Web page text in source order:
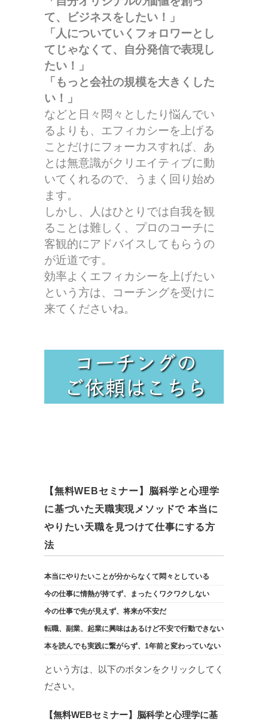
て、ビジネスをしたい！」
「人についていくフォロワーとし
てじゃなくて、自分発信で表現し
たい！」
「もっと会社の規模を大きくした
い！」
などと日々悶々としたり悩んでい
るよりも、エフィカシーを上げる
ことだけにフォーカスすれば、あ
とは無意識がクリエイティブに動
いてくれるので、うまく回り始め
ます。
しかし、人はひとりでは自我を観
ることは難しく、プロのコーチに
客観的にアドバイスしてもらうの
が近道です。
効率よくエフィカシーを上げたい
という方は、コーチングを受けに
来てくださいね。
【無料WEBセミナー】脳科学と心理学
に基づいた天職実現メソッドで 本当に
やりたい天職を見つけて仕事にする方
法
本当にやりたいことが分からなくて悶々としている
今の仕事に情熱が持てず、まったくワクワクしない
今の仕事で先が見えず、将来が不安だ
転職、副業、起業に興味はあるけど不安で行動できない
本を読んでも実践に繋がらず、1年前と変わっていない
という方は、以下のボタンをクリックしてく
ださい。
【無料WEBセミナー】脳科学と心理学に基